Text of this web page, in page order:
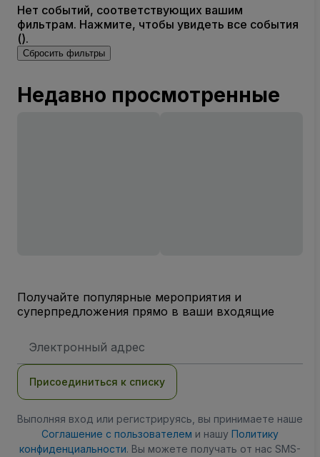
Нет событий, соответствующих вашим
фильтрам. Нажмите, чтобы увидеть все события
().
Сбросить фильтры
Недавно просмотренные
Получайте популярные мероприятия и
суперпредложения прямо в ваши входящие
электронной
Присоединиться к списку
Выполняя вход или регистрируясь, вы принимаете наше
Соглашение с пользователем и нашу Политику
конфиденциальности. Вы можете получать от нас SMS-